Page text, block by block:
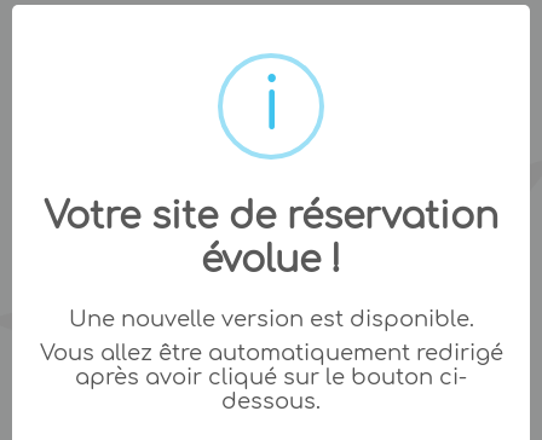
Votre site de réservation
évolue !
Une nouvelle version est disponible.
Vous allez être automatiquement redirigé
après avoir cliqué sur le bouton ci-
dessous.